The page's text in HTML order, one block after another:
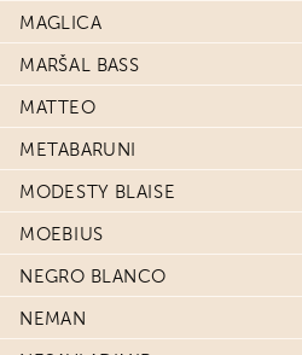
MAGLICA
MARŠAL BASS
MATTEO
METABARUNI
MODESTY BLAISE
MOEBIUS
NEGRO BLANCO
NEMAN